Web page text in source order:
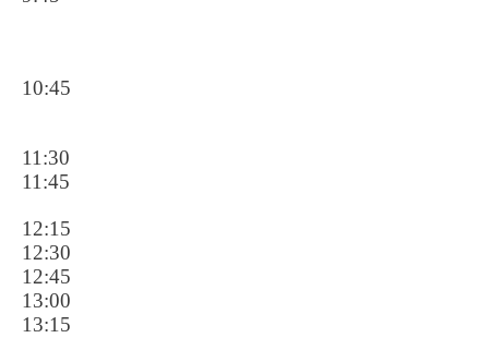
10:45
11:30
11:45
12:15
12:30
12:45
13:00
13:15